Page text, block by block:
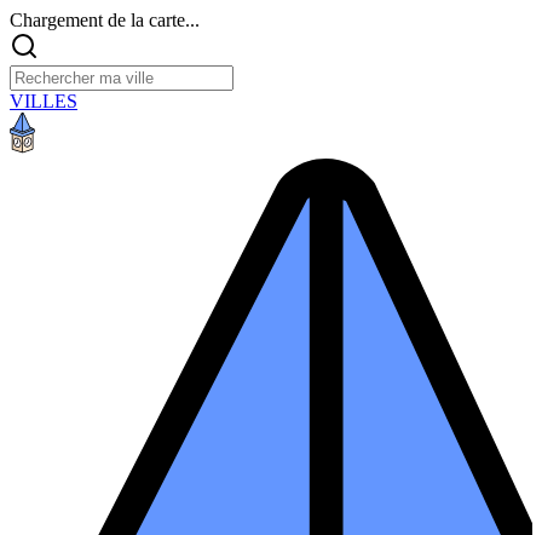
Chargement de la carte...
VILLES